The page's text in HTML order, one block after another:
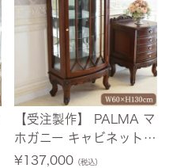
【受注製作】 PALMA マ
ホガニー キャビネット
幅60cm 【送料無料/設
¥137,000（税込）